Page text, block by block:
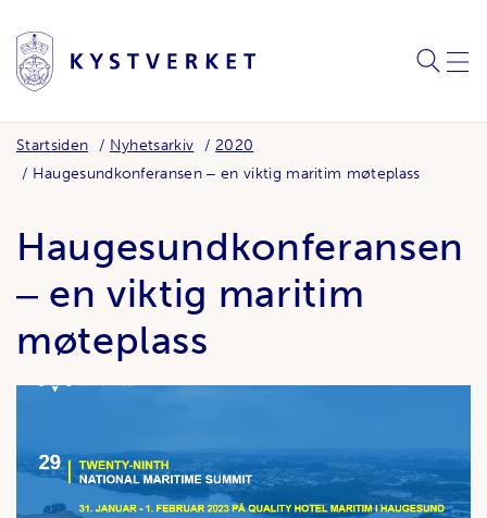
SØK
Startsiden Nyhetsarkiv
2020
Haugesundkonferansen ‒ en viktig maritim møteplass
Haugesundkonferansen
‒ en viktig maritim
møteplass